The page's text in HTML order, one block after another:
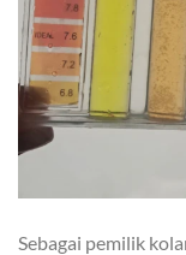
Sebagai pemilik